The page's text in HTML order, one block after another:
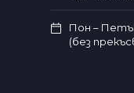
Пон –
(без